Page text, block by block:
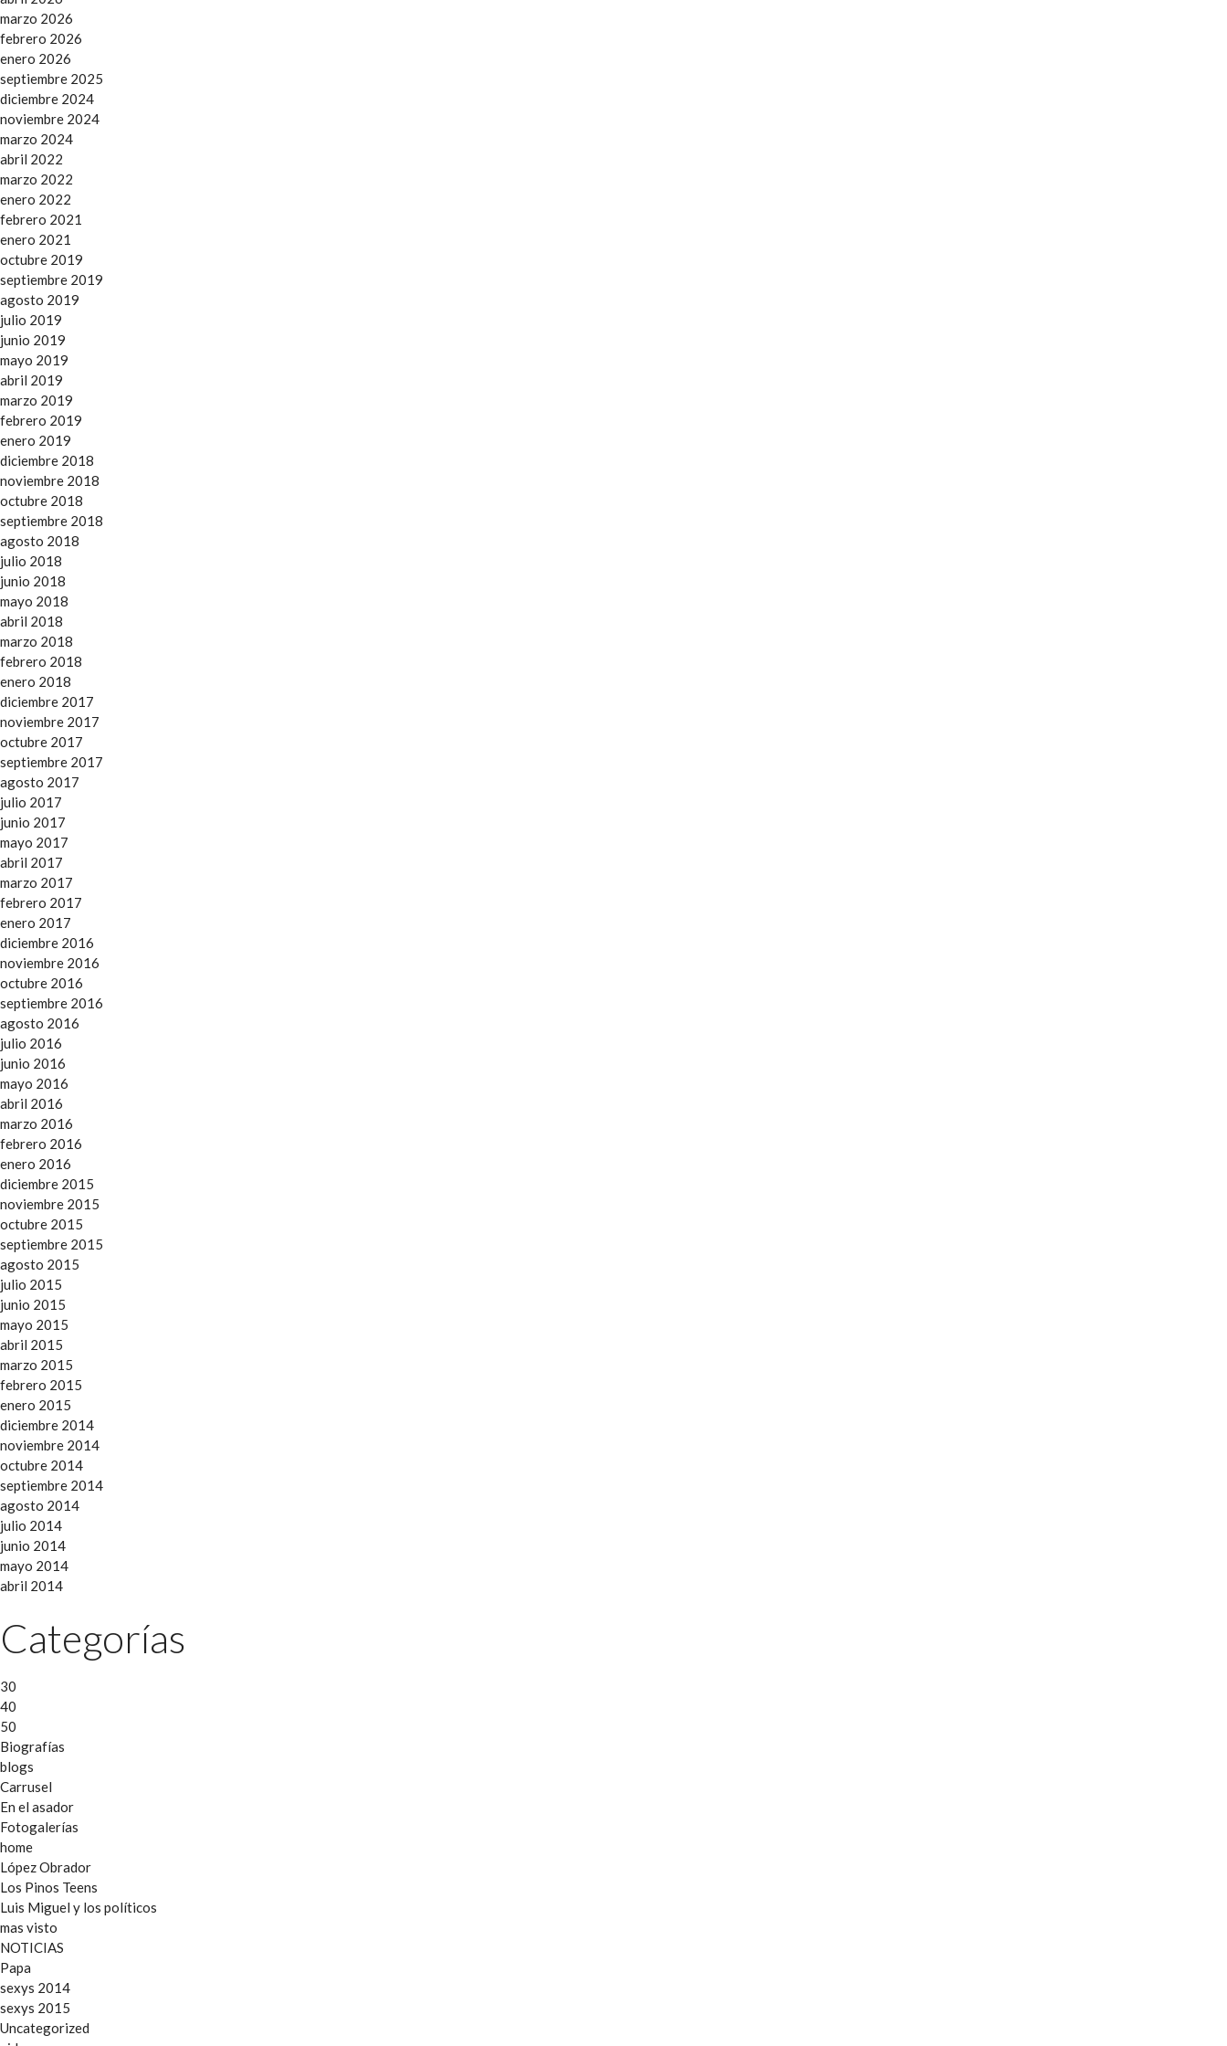
marzo 2026
febrero 2026
enero 2026
septiembre 2025
diciembre 2024
noviembre 2024
marzo 2024
abril 2022
marzo 2022
enero 2022
febrero 2021
enero 2021
octubre 2019
septiembre 2019
agosto 2019
julio 2019
junio 2019
mayo 2019
abril 2019
marzo 2019
febrero 2019
enero 2019
diciembre 2018
noviembre 2018
octubre 2018
septiembre 2018
agosto 2018
julio 2018
junio 2018
mayo 2018
abril 2018
marzo 2018
febrero 2018
enero 2018
diciembre 2017
noviembre 2017
octubre 2017
septiembre 2017
agosto 2017
julio 2017
junio 2017
mayo 2017
abril 2017
marzo 2017
febrero 2017
enero 2017
diciembre 2016
noviembre 2016
octubre 2016
septiembre 2016
agosto 2016
julio 2016
junio 2016
mayo 2016
abril 2016
marzo 2016
febrero 2016
enero 2016
diciembre 2015
noviembre 2015
octubre 2015
septiembre 2015
agosto 2015
julio 2015
junio 2015
mayo 2015
abril 2015
marzo 2015
febrero 2015
enero 2015
diciembre 2014
noviembre 2014
octubre 2014
septiembre 2014
agosto 2014
julio 2014
junio 2014
mayo 2014
abril 2014
Categorías
30
40
50
Biografías
blogs
Carrusel
En el asador
Fotogalerías
home
López Obrador
Los Pinos Teens
Luis Miguel y los políticos
mas visto
NOTICIAS
Papa
sexys 2014
sexys 2015
Uncategorized